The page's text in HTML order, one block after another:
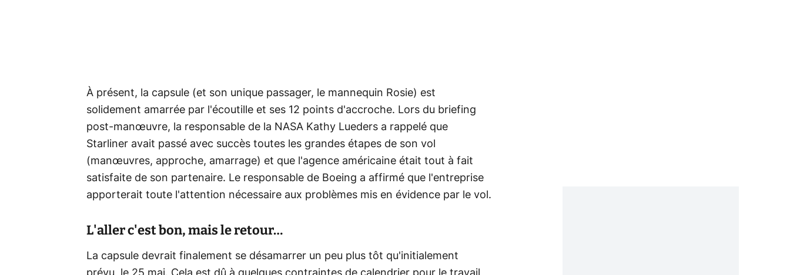
À présent, la capsule (et son unique passager, le mannequin Rosie) est
solidement amarrée par l'écoutille et ses 12 points d'accroche. Lors du briefing
post-manœuvre, la responsable de la NASA Kathy Lueders a rappelé que
Starliner avait passé avec succès toutes les grandes étapes de son vol
(manœuvres, approche, amarrage) et que l'agence américaine était tout à fait
satisfaite de son partenaire. Le responsable de Boeing a affirmé que l'entreprise
apporterait toute l'attention nécessaire aux problèmes mis en évidence par le vol.
L'aller c'est bon, mais le retour…
La capsule devrait finalement se désamarrer un peu plus tôt qu'initialement